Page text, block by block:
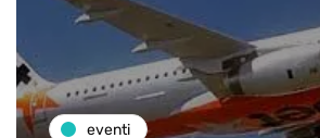
eventi